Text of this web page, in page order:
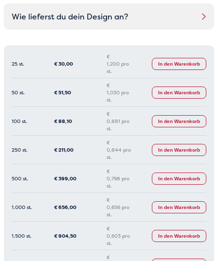
Wie lieferst du dein Design an?
25 st. €30,00
€
1,200 pro
st.
In den Warenkorb
50 st. €51,50
€
1,030 pro
st.
In den Warenkorb
100 st. €88,10
€
0,881 pro
st.
In den Warenkorb
250 st. €211,00
€
0,844 pro
st.
In den Warenkorb
500 st. €399,00
€
0,798 pro
st.
In den Warenkorb
1.000 st. €656,00
€
0,656 pro
st.
In den Warenkorb
1.500 st. €904,50
€
0,603 pro
st.
In den Warenkorb
€